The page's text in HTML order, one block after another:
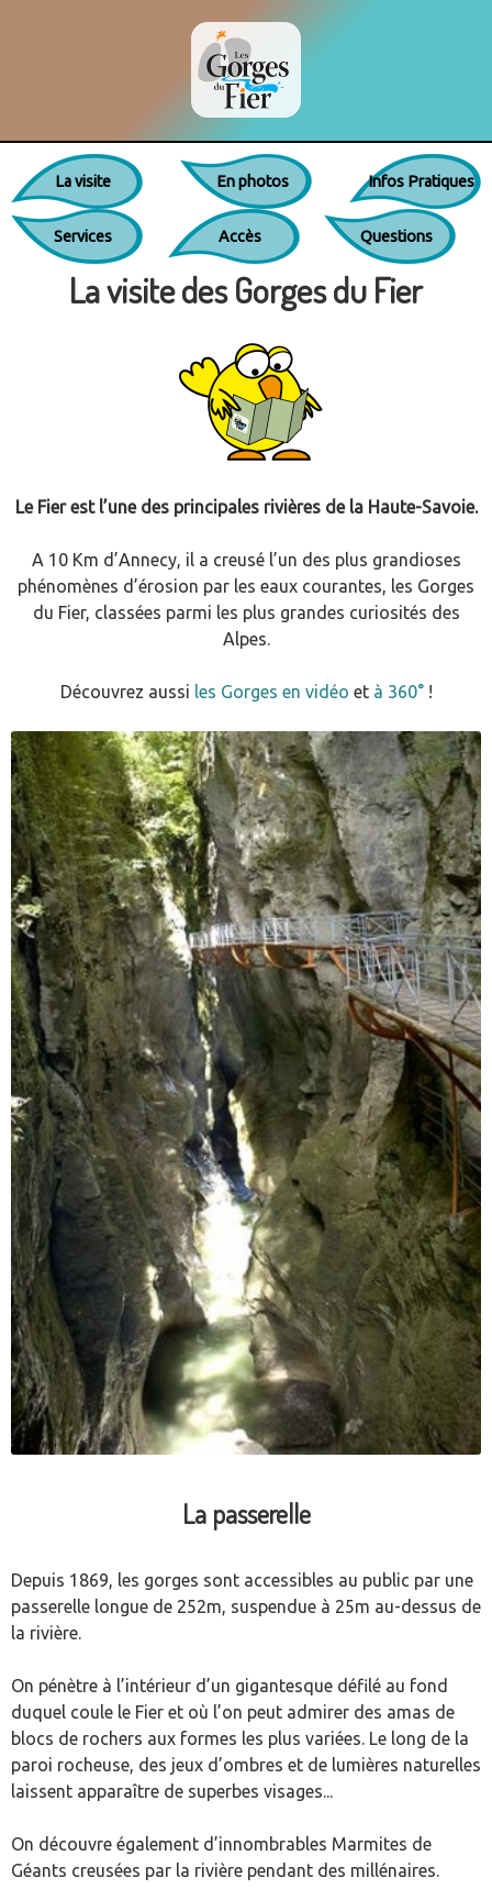
La visite En photos Infos Pratiques
Services Accès Questions
La visite des Gorges du Fier
Le Fier est l’une des principales rivières de la Haute-Savoie.
A 10 Km d’Annecy, il a creusé l’un des plus grandioses
phénomènes d’érosion par les eaux courantes, les Gorges
du Fier, classées parmi les plus grandes curiosités des
Alpes.
Découvrez aussi les Gorges en vidéo et à 360°!
La passerelle
Depuis 1869, les gorges sont accessibles au public par une
passerelle longue de 252m, suspendue à 25m au-dessus de
la rivière.
On pénètre à l’intérieur d’un gigantesque défilé au fond
duquel coule le Fier et où l’on peut admirer des amas de
blocs de rochers aux formes les plus variées. Le long de la
paroi rocheuse, des jeux d’ombres et de lumières naturelles
laissent apparaître de superbes visages...
On découvre également d’innombrables Marmites de
Géants creusées par la rivière pendant des millénaires.